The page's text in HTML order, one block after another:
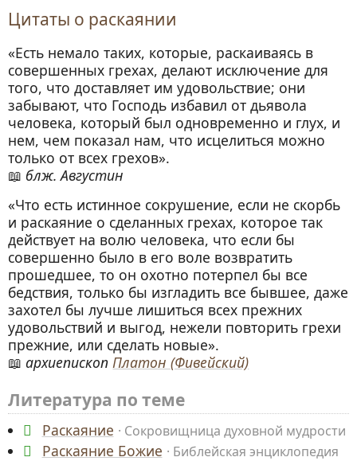
Цитаты о раскаянии
«Есть немало таких, которые, раскаиваясь в
совершенных грехах, делают исключение для
того, что доставляет им удовольствие; они
забывают, что Господь избавил от дьявола
человека, который был одновременно и глух, и
нем, чем показал нам, что исцелиться можно
только от всех грехов».
блж. Августин
«Что есть истинное сокрушение, если не скорбь
и раскаяние о сделанных грехах, которое так
действует на волю человека, что если бы
совершенно было в его воле возвратить
прошедшее, то он охотно потерпел бы все
бедствия, только бы изгладить все бывшее, даже
захотел бы лучше лишиться всех прежних
удовольствий и выгод, нежели повторить грехи
прежние, или сделать новые».
архиепископ Платон (Фивейский)
Литература по теме
Раскаяние Сокровищница духовной мудрости
Раскаяние Божие Библейская энциклопедия